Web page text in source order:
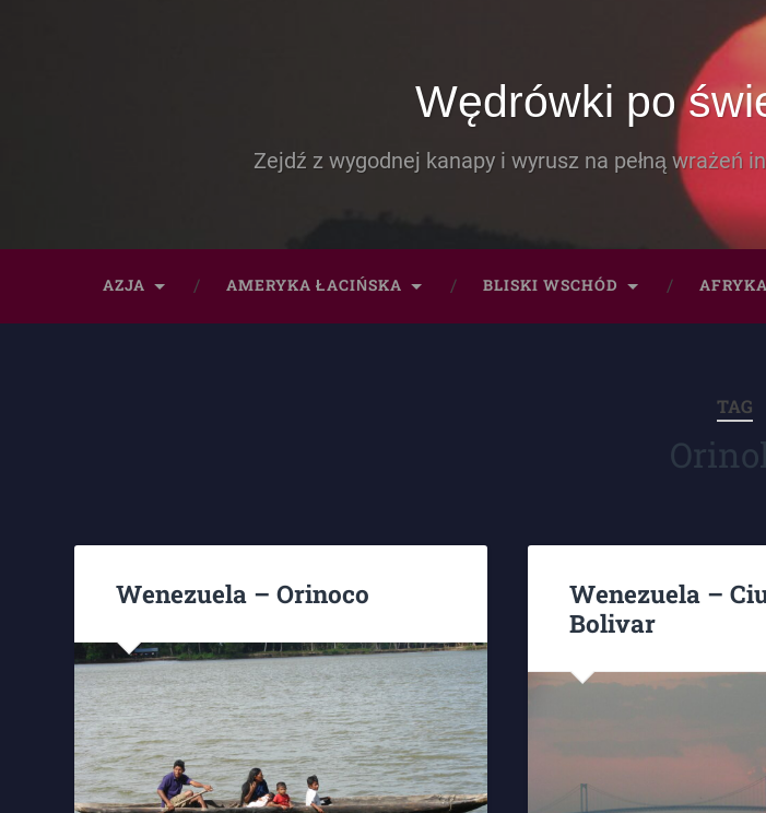
Wędrówki po
Zejdź z wygodnej kanapy i wyrusz na pełną
AZJA AMERYKA ŁACIŃSKA BLISKI WSCHÓD AFRYKA
TAG
Wenezuela – Orinoco
Wenezuela –
Bolivar